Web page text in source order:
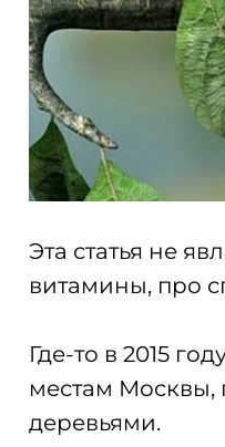
Эта статья не
витамины, про
Где-то в 2015
местам Москвы,
деревьями.